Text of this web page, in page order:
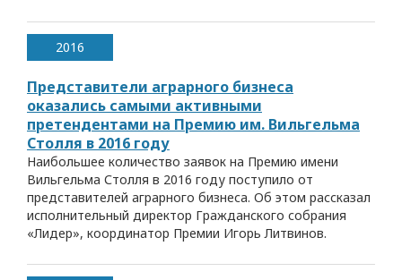
2016
Представители аграрного бизнеса
оказались самыми активными
претендентами на Премию им. Вильгельма
Столля в 2016 году
Наибольшее количество заявок на Премию имени
Вильгельма Столля в 2016 году поступило от
представителей аграрного бизнеса. Об этом рассказал
исполнительный директор Гражданского собрания
«Лидер», координатор Премии Игорь Литвинов.